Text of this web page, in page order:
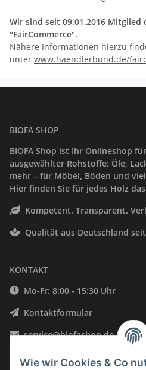
Wie wir Cookies & Co
Wir sind seit 09.01.2016 Mitglied
"FairCommerce".
Nähere Informationen hierzu
unter www.haendlerbund.de/
BIOFA SHOP
BIOFA Shop ist Ihr Onlineshop
ausgewählter Rohstoffe: Öle,
mehr – für Möbel, Böden und
Hier finden Sie für jedes Holz
Kompetent. Transparent.
Qualität aus Deutschland
KONTAKT
Mo-Fr: 8:00 - 15:30 Uhr
Kontaktformular
service@biofashop.de
06578 9999002